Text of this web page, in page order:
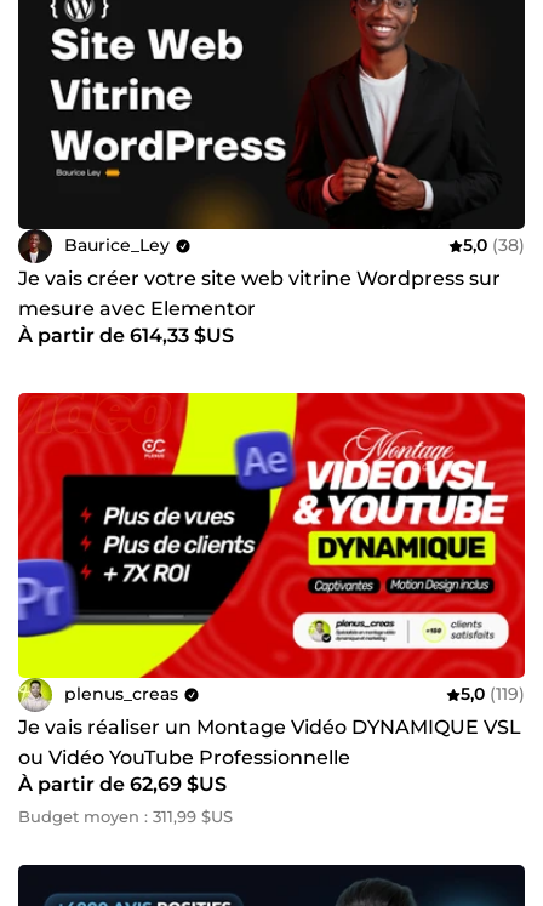
Baurice_Ley 5,0 (38)
Je vais créer votre site web vitrine Wordpress sur
mesure avec Elementor
À partir de 614,33 $US
plenus_creas 5,0 (119)
Je vais réaliser un Montage Vidéo DYNAMIQUE VSL
ou Vidéo YouTube Professionnelle
À partir de 62,69 $US
Budget moyen : 311,99 $US